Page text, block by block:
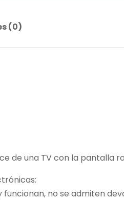
(0)
de una TV con la pantalla
no se admiten